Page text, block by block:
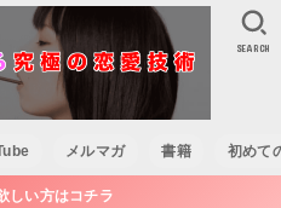
メルマガ 書籍 初めて
SEARCH
しい方はコチラ